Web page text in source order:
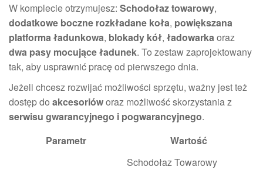
W komplecie otrzymujesz: Schodołaz towarowy,
dodatkowe boczne rozkładane koła, powiększana
platforma ładunkowa, blokady kół, ładowarkaoraz
dwa pasy mocujące ładunek. To zestaw zaprojektowany
tak, aby usprawnić pracę od pierwszego dnia.
Jeżeli chcesz rozwijać możliwości sprzętu, ważny jest też
dostęp do akcesorióworaz możliwość skorzystania z
serwisu gwarancyjnego i pogwarancyjnego.
Parametr
Wartość
Schodołaz Towarowy